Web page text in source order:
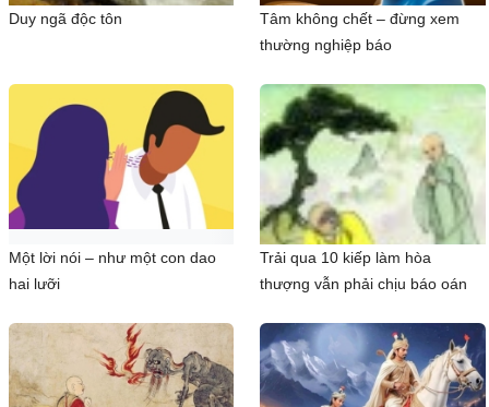
Duy ngã độc tôn
Tâm không chết – đừng xem
thường nghiệp báo
Một lời nói – như một con dao
hai lưỡi
Trải qua 10 kiếp làm hòa
thượng vẫn phải chịu báo oán